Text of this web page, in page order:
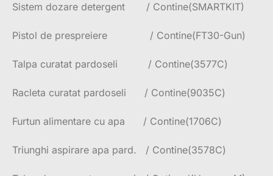
Sistem dozare detergent / Contine(SMARTKIT)
Pistol de prespreiere / Contine(FT30-Gun)
Talpa curatat pardoseli / Contine(3577C)
Racleta curatat pardoseli / Contine(9035C)
Furtun alimentare cu apa / Contine(1706C)
Triunghi aspirare apa pard. / Contine(3578C)